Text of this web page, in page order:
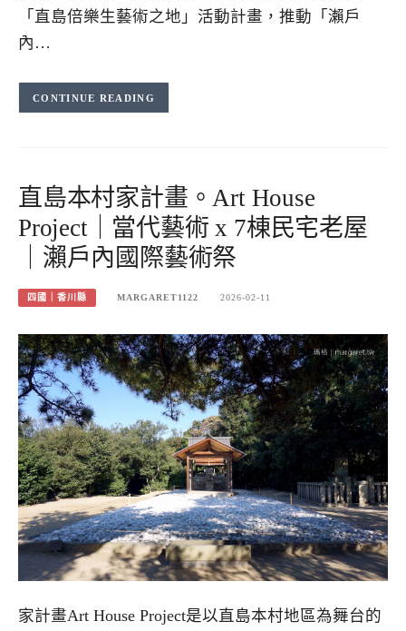
「直島倍樂生藝術之地」活動計畫，推動「瀨戶
內…
CONTINUE READING
直島本村家計畫。Art House
Project｜當代藝術 x 7棟民宅老屋
｜瀨戶內國際藝術祭
四國｜香川縣 MARGARET1122 2026-02-11
家計畫Art House Project是以直島本村地區為舞台的